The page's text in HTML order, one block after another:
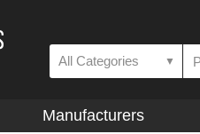
All Categories ▼
Manufacturers